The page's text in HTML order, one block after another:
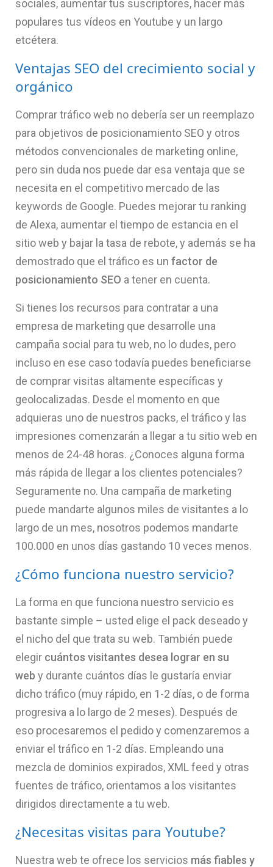
sociales, aumentar tus suscriptores, hacer más
populares tus vídeos en Youtube y un largo
etcétera.
Ventajas SEO del crecimiento social y
orgánico
Comprar tráfico web no debería ser un reemplazo
para objetivos de posicionamiento SEO y otros
métodos convencionales de marketing online,
pero sin duda nos puede dar esa ventaja que se
necesita en el competitivo mercado de las
keywords de Google. Puedes mejorar tu ranking
de Alexa, aumentar el tiempo de estancia en el
sitio web y bajar la tasa de rebote, y además se ha
demostrado que el tráfico es unfactor de
posicionamiento SEO a tener en cuenta.
Si tienes los recursos para contratar a una
empresa de marketing que desarrolle una
campaña social para tu web, no lo dudes, pero
incluso en ese caso todavía puedes beneficiarse
de comprar visitas altamente específicas y
geolocalizadas. Desde el momento en que
adquieras uno de nuestros packs, el tráfico y las
impresiones comenzarán a llegar a tu sitio web en
menos de 24-48 horas. ¿Conoces alguna forma
más rápida de llegar a los clientes potenciales?
Seguramente no. Una campaña de marketing
puede mandarte algunos miles de visitantes a lo
largo de un mes, nosotros podemos mandarte
100.000 en unos días gastando 10 veces menos.
¿Cómo funciona nuestro servicio?
La forma en que funciona nuestro servicio es
bastante simple – usted elige el pack deseado y
el nicho del que trata su web. También puede
elegir cuántos visitantes desea lograr en su
web y durante cuántos días le gustaría enviar
dicho tráfico (muy rápido, en 1-2 días, o de forma
progresiva a lo largo de 2 meses). Después de
eso procesaremos el pedido y comenzaremos a
enviar el tráfico en 1-2 días. Empleando una
mezcla de dominios expirados, XML feed y otras
fuentes de tráfico, orientamos a los visitantes
dirigidos directamente a tu web.
¿Necesitas visitas para Youtube?
Nuestra web te ofrece los servicios más fiables y